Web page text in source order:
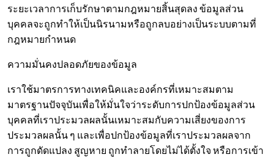
ระยะเวลาการเก็บรักษาตามกฎหมายสิ้นสุดลง ข้อมูลส่วน
บุคคลจะถูกทำให้เป็นนิรนามหรือถูกลบอย่างเป็นระบบตามที่
กฎหมายกำหนด
ความมั่นคงปลอดภัยของข้อมูล
เราใช้มาตรการทางเทคนิคและองค์กรที่เหมาะสมตาม
มาตรฐานปัจจุบันเพื่อให้มั่นใจว่าระดับการปกป้องข้อมูลส่วน
บุคคลที่เราประมวลผลนั้นเหมาะสมกับความเสี่ยงของการ
ประมวลผลนั้น ๆ และเพื่อปกป้องข้อมูลที่เราประมวลผลจาก
การถูกดัดแปลง สูญหาย ถูกทำลายโดยไม่ได้ตั้งใจ หรือการเข้า